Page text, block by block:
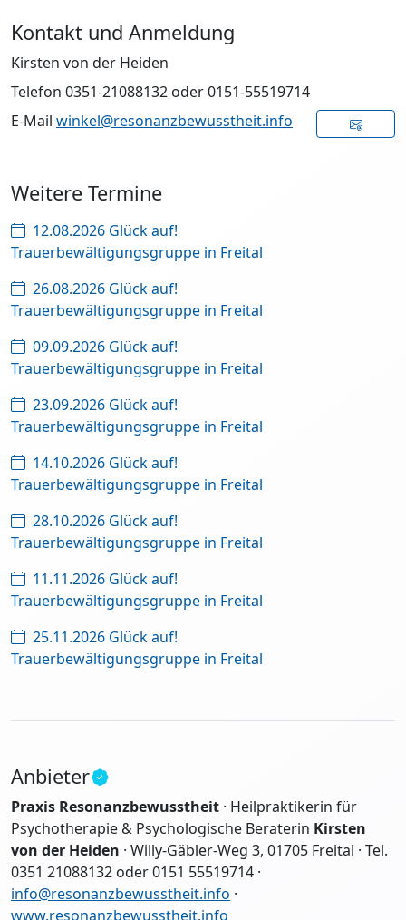
Kontakt und Anmeldung
Kirsten von der Heiden
Telefon 0351-21088132 oder 0151-55519714
E-Mail winkel@resonanzbewusstheit.info
Weitere Termine
12.08.2026 Glück auf!
Trauerbewältigungsgruppe in Freital
26.08.2026 Glück auf!
Trauerbewältigungsgruppe in Freital
09.09.2026 Glück auf!
Trauerbewältigungsgruppe in Freital
23.09.2026 Glück auf!
Trauerbewältigungsgruppe in Freital
14.10.2026 Glück auf!
Trauerbewältigungsgruppe in Freital
28.10.2026 Glück auf!
Trauerbewältigungsgruppe in Freital
11.11.2026 Glück auf!
Trauerbewältigungsgruppe in Freital
25.11.2026 Glück auf!
Trauerbewältigungsgruppe in Freital
Anbieter
Praxis Resonanzbewusstheit · Heilpraktikerin für
Psychotherapie & Psychologische Beraterin Kirsten
von der Heiden · Willy-Gäbler-Weg 3, 01705 Freital · Tel.
0351 21088132 oder 0151 55519714 ·
info@resonanzbewusstheit.info ·
www.resonanzbewusstheit.info